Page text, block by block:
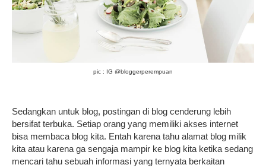
pic : IG @bloggerperempuan
Sedangkan untuk blog, postingan di blog cenderung lebih
bersifat terbuka. Setiap orang yang memiliki akses internet
bisa membaca blog kita. Entah karena tahu alamat blog milik
kita atau karena ga sengaja mampir ke blog kita ketika sedang
mencari tahu sebuah informasi yang ternyata berkaitan